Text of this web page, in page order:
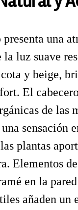
una
la luz suave
y beige,
El
de las
sensación
plantas
Elementos
en la
añaden un